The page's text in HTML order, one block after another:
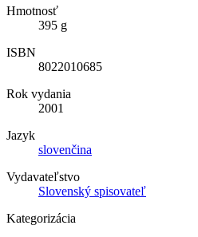
Hmotnosť
395 g
ISBN
8022010685
Rok vydania
2001
Jazyk
slovenčina
Vydavateľstvo
Slovenský spisovateľ
Kategorizácia